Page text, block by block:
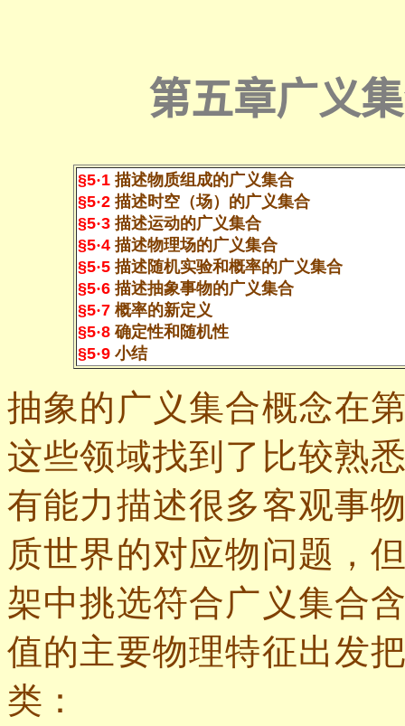
第五章广义
§5·1描述物质组成的广义集合
§5·2描述时空（场）的广义集合
§5·3描述运动的广义集合
§5·4描述物理场的广义集合
§5·5描述随机实验和概率的广义集合
§5·6描述抽象事物的广义集合
§5·7概率的新定义
§5·8确定性和随机性
§5·9小结
抽象的广义集合概念在
这些领域找到了比较熟
有能力描述很多客观事
质世界的对应物问题，
架中挑选符合广义集合
值的主要物理特征出发
类 ：